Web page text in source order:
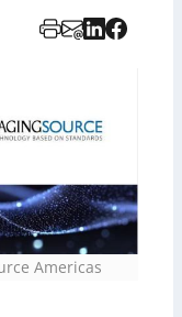
Americas